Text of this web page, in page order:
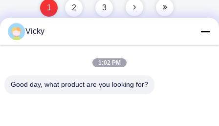
1 2 3
Adres
Vicky
1:02 PM
Good day, what product are you looking for?